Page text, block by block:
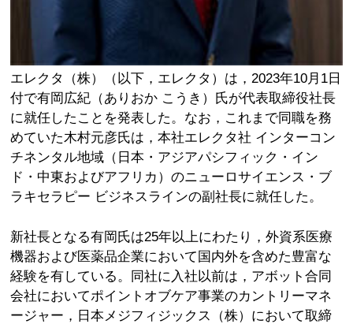
エレクタ（株）（以下，エレクタ）は，2023年10月1日
付で有岡広紀（ありおか こうき）氏が代表取締役社長
に就任したことを発表した。なお，これまで同職を務
めていた木村元彦氏は，本社エレクタ社 インターコン
チネンタル地域（日本・アジアパシフィック・イン
ド・中東およびアフリカ）のニューロサイエンス・ブ
ラキセラピー ビジネスラインの副社長に就任した。
新社長となる有岡氏は25年以上にわたり，外資系医療
機器および医薬品企業において国内外を含めた豊富な
経験を有している。同社に入社以前は，アボット合同
会社においてポイントオブケア事業のカントリーマネ
ージャー，日本メジフィジックス（株）において取締